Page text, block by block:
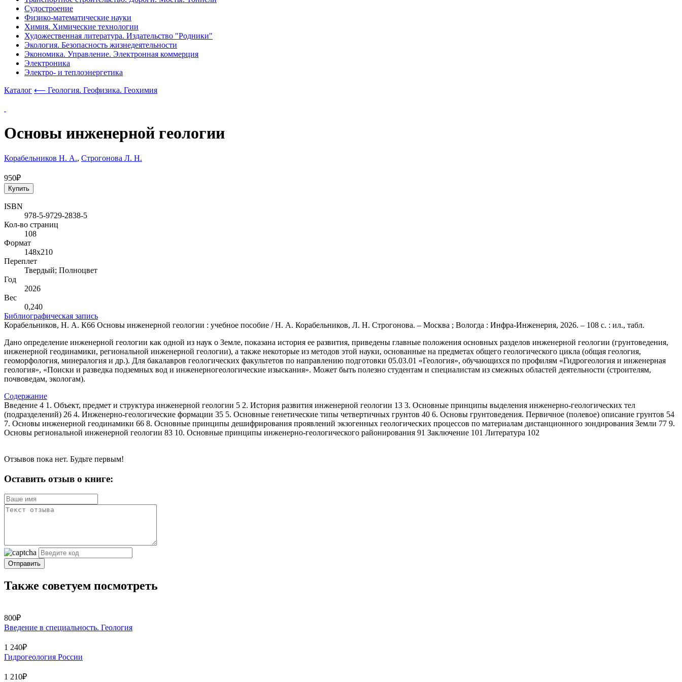
Судостроение
Физико-математические науки
Химия. Химические технологии
Художественная литература. Издательство "Родники"
Экология. Безопасность жизнедеятельности
Экономика. Управление. Электронная коммерция
Электроника
Электро- и теплоэнергетика
Каталог ⟵ Геология. Геофизика. Геохимия
Основы инженерной геологии
Корабельников Н. А., Строгонова Л. Н.
950₽
Купить
ISBN
978-5-9729-2838-5
Кол-во страниц
108
Формат
148х210
Переплет
Твердый; Полноцвет
Год
2026
Вес
0,240
Библиографическая запись
Корабельников, Н. А. К66 Основы инженерной геологии : учебное пособие / Н. А. Корабельников, Л. Н. Строгонова. – Москва ; Вологда : Инфра-Инженерия, 2026. – 108 с. : ил., табл.
Дано определение инженерной геологии как одной из наук о Земле, показана история ее развития, приведены главные положения основных разделов инженерной геологии (грунтоведения,
инженерной геодинамики, региональной инженерной геологии), а также некоторые из методов этой науки, основанные на предметах общего геологического цикла (общая геология,
геоморфология, минералогия и др.). Для бакалавров геологических факультетов по направлению подготовки 05.03.01 «Геология», обучающихся по профилям «Гидрогеология и инженерная
геология», «Поиски и разведка подземных вод и инженерногеологические изыскания». Может быть полезно студентам и специалистам из смежных областей деятельности (строителям,
почвоведам, экологам).
Содержание
Введение 4 1. Объект, предмет и структура инженерной геологии 5 2. История развития инженерной геологии 13 3. Основные принципы выделения инженерно-геологических тел
(подразделений) 26 4. Инженерно-геологические формации 35 5. Основные генетические типы четвертичных грунтов 40 6. Основы грунтоведения. Первичное (полевое) описание грунтов 54
7. Основы инженерной геодинамики 66 8. Основные принципы дешифрирования проявлений экзогенных геологических процессов по материалам дистанционного зондирования Земли 77 9.
Основы региональной инженерной геологии 83 10. Основные принципы инженерно-геологического районирования 91 Заключение 101 Литература 102
Отзывов пока нет. Будьте первым!
Оставить отзыв о книге:
Отправить
Также советуем посмотреть
800₽
Введение в специальность. Геология
1 240₽
Гидрогеология России
1 210₽